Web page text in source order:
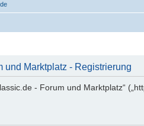
und Marktplatz - Registrierung
- Forum und Marktplatz“